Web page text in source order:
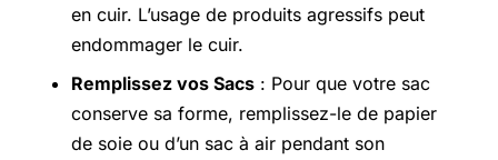
en cuir. L’usage de produits agressifs peut
endommager le cuir.
Remplissez vos Sacs : Pour que votre sac
conserve sa forme, remplissez-le de papier
de soie ou d’un sac à air pendant son